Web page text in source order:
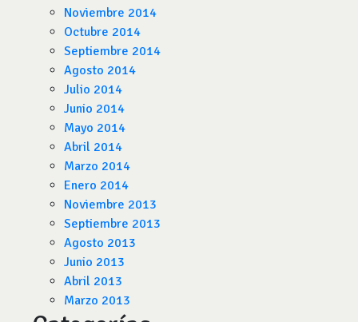
Noviembre 2014
Octubre 2014
Septiembre 2014
Agosto 2014
Julio 2014
Junio 2014
Mayo 2014
Abril 2014
Marzo 2014
Enero 2014
Noviembre 2013
Septiembre 2013
Agosto 2013
Junio 2013
Abril 2013
Marzo 2013